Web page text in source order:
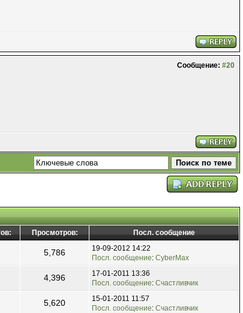
Сообщение: #20
Просмотров: Посл. сообщение
5,786
19-09-2012 14:22
Посл. сообщение: CyberMax
4,396
17-01-2011 13:36
Посл. сообщение: Счастливчик
5,620
15-01-2011 11:57
Посл. сообщение: Счастливчик